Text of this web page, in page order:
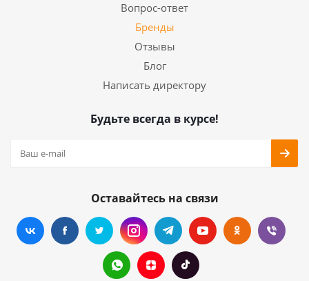
Вопрос-ответ
Бренды
Отзывы
Блог
Написать директору
Будьте всегда в курсе!
Оставайтесь на связи